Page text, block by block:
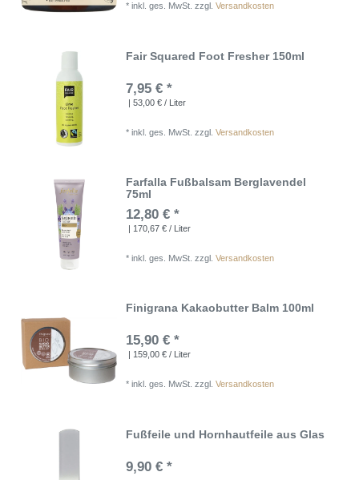
*inkl. ges. MwSt. zzgl.Versandkosten
Fair Squared Foot Fresher 150ml
7,95 € *
| 53,00 € / Liter
*inkl. ges. MwSt. zzgl.Versandkosten
Farfalla Fußbalsam Berglavendel
75ml
12,80 € *
| 170,67 € / Liter
*inkl. ges. MwSt. zzgl.Versandkosten
Finigrana Kakaobutter Balm 100ml
15,90 € *
| 159,00 € / Liter
*inkl. ges. MwSt. zzgl.Versandkosten
Fußfeile und Hornhautfeile aus Glas
9,90 € *